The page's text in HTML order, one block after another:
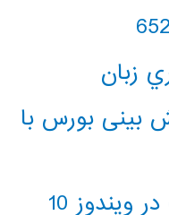
زبان
بینی بورس با